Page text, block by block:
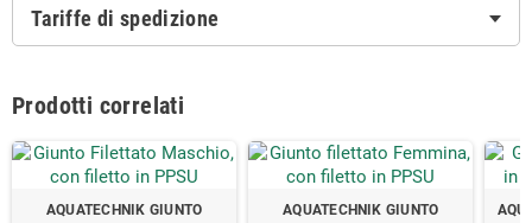
Tariffe di spedizione
Prodotti correlati
AQUATECHNIK GIUNTO
AQUATECHNIK GIUNTO